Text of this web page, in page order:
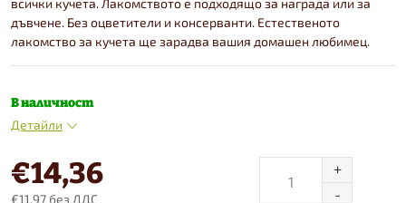
дъвчене. Без оцветители и консерванти. Естественото
лакомство за кучета ще зарадва вашия домашен любимец.
В наличност
Детайли
€14,36
€11,97 без ДДС